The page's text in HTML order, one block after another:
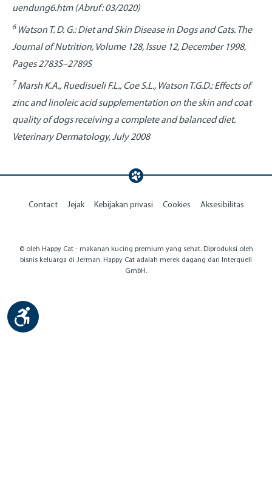
uendung6.htm (Abruf: 03/2020)
6Watson T. D. G.: Diet and Skin Disease in Dogs and Cats. The
Journal of Nutrition, Volume 128, Issue 12, December 1998,
Pages 2783S–2789S
7Marsh K.A., Ruedisueli F.L., Coe S.L., Watson T.G.D.: Effects of
zinc and linoleic acid supplementation on the skin and coat
quality of dogs receiving a complete and balanced diet.
Veterinary Dermatology, July 2008
Contact Jejak Kebijakan privasi Cookies Aksesibilitas
© oleh Happy Cat - makanan kucing premium yang sehat. Diproduksi oleh
bisnis keluarga di Jerman. Happy Cat adalah merek dagang dari Interquell
GmbH.
Show toolbar